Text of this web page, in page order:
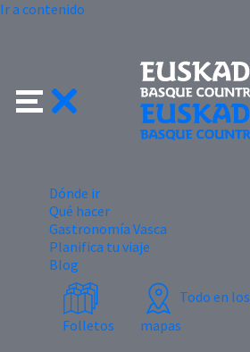
Ir a contenido
Dónde ir
Qué hacer
Gastronomía Vasca
Planifica tu viaje
Blog
Folletos
Todo en los
mapas